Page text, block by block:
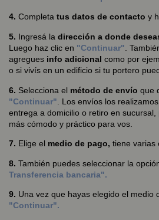
4. Completa tus datos de contacto y
5. Ingresá la dirección a donde
Luego haz clic en "Continuar" .
agregues info adicional como por
o si vivís en un edificio si tu portero
6. Selecciona el método de envío que
"Continuar" . Los envíos los
entrega a domicilio o retiro en
más cómodo y práctico para vos.
7. Elige el medio de pago, tiene varias
8. También puedes seleccionar la
Transferencia bancaria".
9. Una vez que hayas elegido el medio
"Continuar".